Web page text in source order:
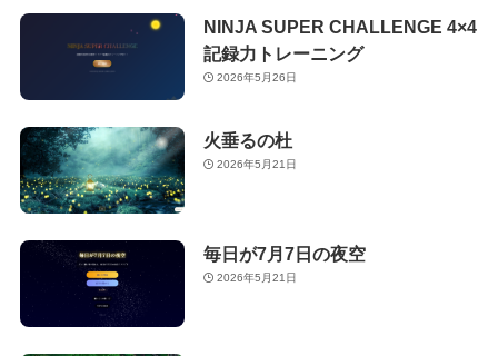
NINJA SUPER CHALLENGE 4×4
記録力トレーニング
2026年5月26日
火垂るの杜
2026年5月21日
毎日が7月7日の夜空
2026年5月21日